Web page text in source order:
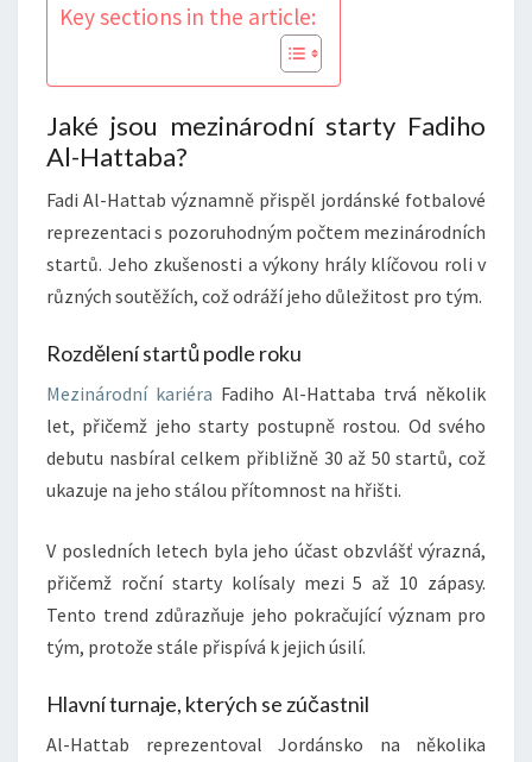
Key sections in the article:
Jaké jsou mezinárodní starty Fadiho
Al-Hattaba?
Fadi Al-Hattab významně přispěl jordánské fotbalové
reprezentaci s pozoruhodným počtem mezinárodních
startů. Jeho zkušenosti a výkony hrály klíčovou roli v
různých soutěžích, což odráží jeho důležitost pro tým.
Rozdělení startů podle roku
Mezinárodní kariéra Fadiho Al-Hattaba trvá několik
let, přičemž jeho starty postupně rostou. Od svého
debutu nasbíral celkem přibližně 30 až 50 startů, což
ukazuje na jeho stálou přítomnost na hřišti.
V posledních letech byla jeho účast obzvlášť výrazná,
přičemž roční starty kolísaly mezi 5 až 10 zápasy.
Tento trend zdůrazňuje jeho pokračující význam pro
tým, protože stále přispívá k jejich úsilí.
Hlavní turnaje, kterých se zúčastnil
Al-Hattab reprezentoval Jordánsko na několika